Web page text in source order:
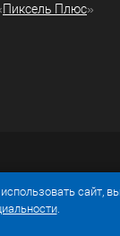
Пиксель Плюс»
ул.
сайт,
.